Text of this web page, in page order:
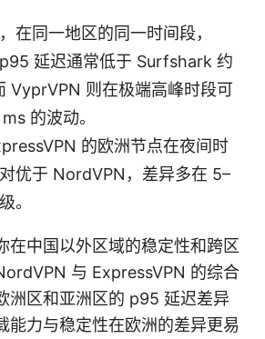
在同一地区的同一时间段，
延迟通常低于 Surfshark 约
VyprVPN 则在极端高峰时段可
的波动。
的欧洲节点在夜间时
优于 NordVPN，差异多在 5–
。
在中国以外区域的稳定性和跨区
与 ExpressVPN 的综合
洲区和亚洲区的 p95 延迟差异
能力与稳定性在欧洲的差异更易